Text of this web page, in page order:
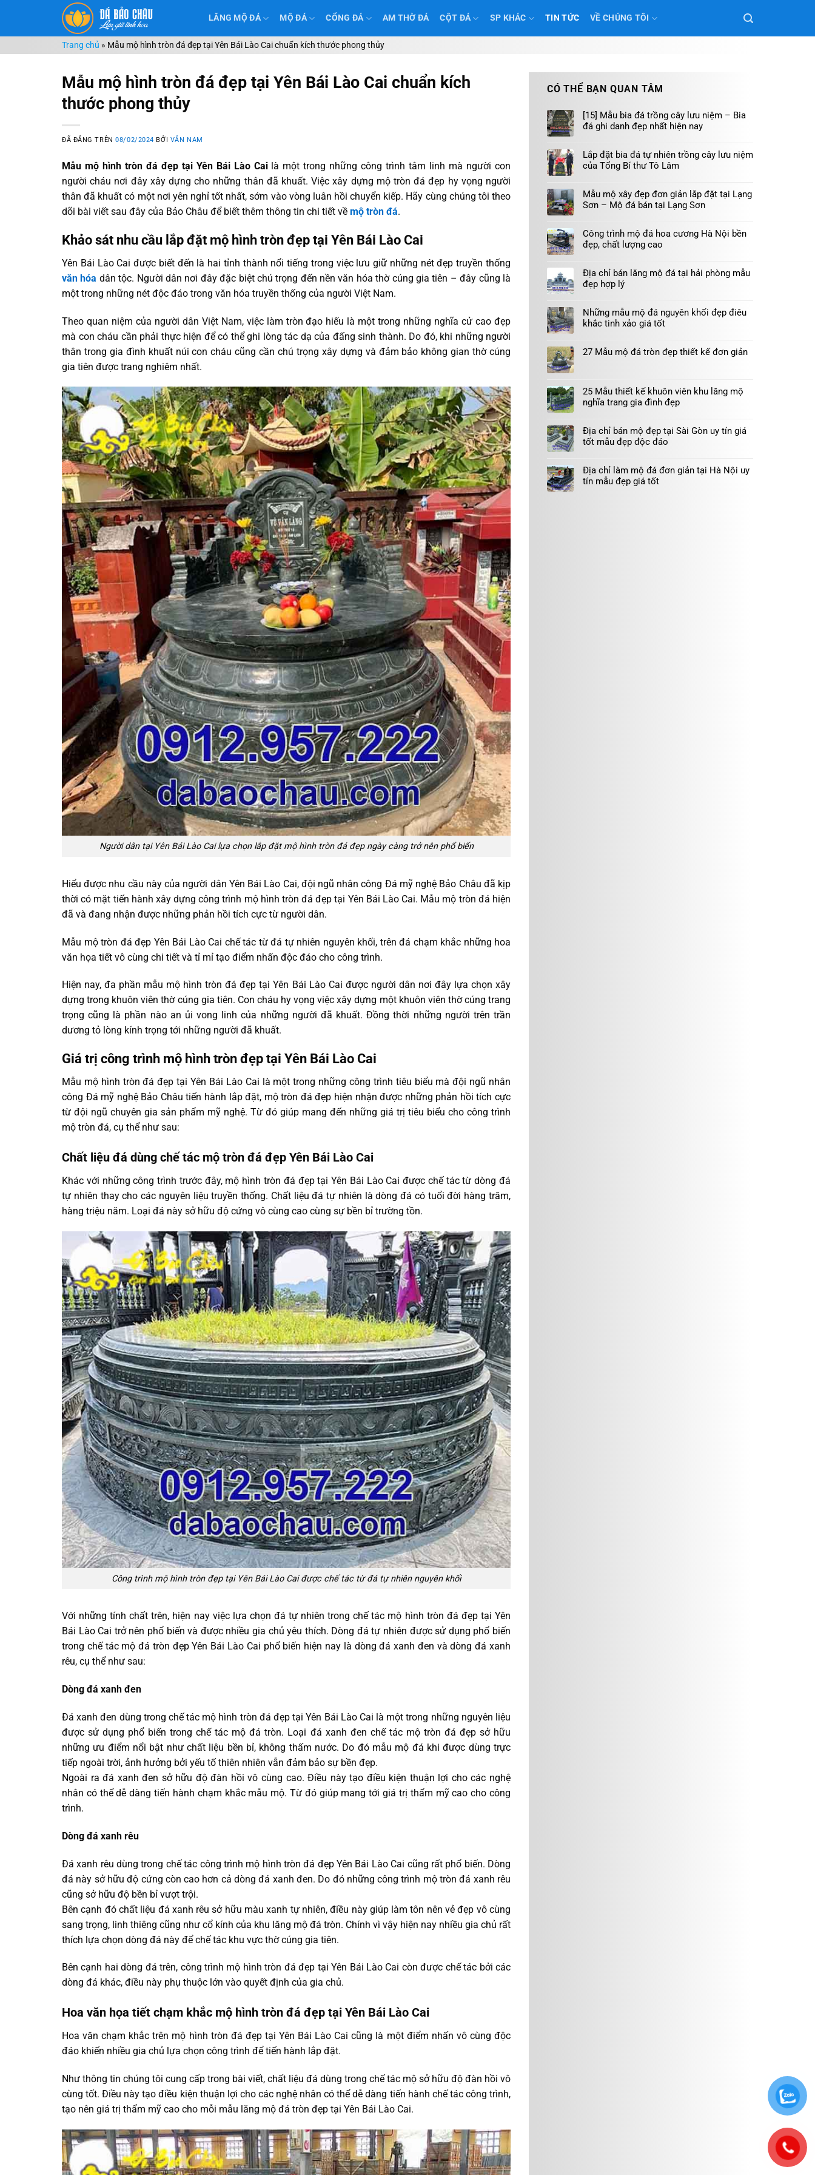
nội
dung
LĂNG MỘ ĐÁ MỘ ĐÁ CỔNG ĐÁ AM THỜ ĐÁ CỘT ĐÁ SP KHÁC TIN TỨC VỀ CHÚNG TÔI
Trang chủ » Mẫu mộ hình tròn đá đẹp tại Yên Bái Lào Cai chuẩn kích thước phong thủy
Mẫu mộ hình tròn đá đẹp tại Yên Bái Lào Cai chuẩn kích
thước phong thủy
ĐÃ ĐĂNG TRÊN08/02/2024 BỞI VĂN NAM
Mẫu mộ hình tròn đá đẹp tại Yên Bái Lào Cailà một trong những công trình tâm linh mà người con
người cháu nơi đây xây dựng cho những thân đã khuất. Việc xây dựng mộ tròn đá đẹp hy vọng người
thân đã khuất có một nơi yên nghỉ tốt nhất, sớm vào vòng luân hồi chuyển kiếp. Hãy cùng chúng tôi theo
dõi bài viết sau đây của Bảo Châu để biết thêm thông tin chi tiết về mộ tròn đá.
Khảo sát nhu cầu lắp đặt mộ hình tròn đẹp tại Yên Bái Lào Cai
Yên Bái Lào Cai được biết đến là hai tỉnh thành nổi tiếng trong việc lưu giữ những nét đẹp truyền thống
văn hóa dân tộc. Người dân nơi đây đặc biệt chú trọng đến nền văn hóa thờ cúng gia tiên – đây cũng là
một trong những nét độc đáo trong văn hóa truyền thống của người Việt Nam.
Theo quan niệm của người dân Việt Nam, việc làm tròn đạo hiếu là một trong những nghĩa cử cao đẹp
mà con cháu cần phải thực hiện để có thể ghi lòng tác dạ của đấng sinh thành. Do đó, khi những người
thân trong gia đình khuất núi con cháu cũng cần chú trọng xây dựng và đảm bảo không gian thờ cúng
gia tiên được trang nghiêm nhất.
Người dân tại Yên Bái Lào Cai lựa chọn lắp đặt mộ hình tròn đá đẹp ngày càng trở nên phổ biến
Hiểu được nhu cầu này của người dân Yên Bái Lào Cai, đội ngũ nhân công Đá mỹ nghệ Bảo Châu đã kịp
thời có mặt tiến hành xây dựng công trình mộ hình tròn đá đẹp tại Yên Bái Lào Cai. Mẫu mộ tròn đá hiện
đã và đang nhận được những phản hồi tích cực từ người dân.
Mẫu mộ tròn đá đẹp Yên Bái Lào Cai chế tác từ đá tự nhiên nguyên khối, trên đá chạm khắc những hoa
văn họa tiết vô cùng chi tiết và tỉ mỉ tạo điểm nhấn độc đáo cho công trình.
Hiện nay, đa phần mẫu mộ hình tròn đá đẹp tại Yên Bái Lào Cai được người dân nơi đây lựa chọn xây
dựng trong khuôn viên thờ cúng gia tiên. Con cháu hy vọng việc xây dựng một khuôn viên thờ cúng trang
trọng cũng là phần nào an ủi vong linh của những người đã khuất. Đồng thời những người trên trần
dương tỏ lòng kính trọng tới những người đã khuất.
Giá trị công trình mộ hình tròn đẹp tại Yên Bái Lào Cai
Mẫu mộ hình tròn đá đẹp tại Yên Bái Lào Cai là một trong những công trình tiêu biểu mà đội ngũ nhân
công Đá mỹ nghệ Bảo Châu tiến hành lắp đặt, mộ tròn đá đẹp hiện nhận được những phản hồi tích cực
từ đội ngũ chuyên gia sản phẩm mỹ nghệ. Từ đó giúp mang đến những giá trị tiêu biểu cho công trình
mộ tròn đá, cụ thể như sau:
Chất liệu đá dùng chế tác mộ tròn đá đẹp Yên Bái Lào Cai
Khác với những công trình trước đây, mộ hình tròn đá đẹp tại Yên Bái Lào Cai được chế tác từ dòng đá
tự nhiên thay cho các nguyên liệu truyền thống. Chất liệu đá tự nhiên là dòng đá có tuổi đời hàng trăm,
hàng triệu năm. Loại đá này sở hữu độ cứng vô cùng cao cùng sự bền bỉ trường tồn.
Công trình mộ hình tròn đẹp tại Yên Bái Lào Cai được chế tác từ đá tự nhiên nguyên khối
Với những tính chất trên, hiện nay việc lựa chọn đá tự nhiên trong chế tác mộ hình tròn đá đẹp tại Yên
Bái Lào Cai trở nên phổ biến và được nhiều gia chủ yêu thích. Dòng đá tự nhiên được sử dụng phổ biến
trong chế tác mộ đá tròn đẹp Yên Bái Lào Cai phổ biến hiện nay là dòng đá xanh đen và dòng đá xanh
rêu, cụ thể như sau:
Dòng đá xanh đen
Đá xanh đen dùng trong chế tác mộ hình tròn đá đẹp tại Yên Bái Lào Cai là một trong những nguyên liệu
được sử dụng phổ biến trong chế tác mộ đá tròn. Loại đá xanh đen chế tác mộ tròn đá đẹp sở hữu
những ưu điểm nổi bật như chất liệu bền bỉ, không thấm nước. Do đó mẫu mộ đá khi được dùng trực
tiếp ngoài trời, ảnh hưởng bởi yếu tố thiên nhiên vẫn đảm bảo sự bền đẹp.
Ngoài ra đá xanh đen sở hữu độ đàn hồi vô cùng cao. Điều này tạo điều kiện thuận lợi cho các nghệ
nhân có thể dễ dàng tiến hành chạm khắc mẫu mộ. Từ đó giúp mang tới giá trị thẩm mỹ cao cho công
trình.
Dòng đá xanh rêu
Đá xanh rêu dùng trong chế tác công trình mộ hình tròn đá đẹp Yên Bái Lào Cai cũng rất phổ biến. Dòng
đá này sở hữu độ cứng còn cao hơn cả dòng đá xanh đen. Do đó những công trình mộ tròn đá xanh rêu
cũng sở hữu độ bền bỉ vượt trội.
Bên cạnh đó chất liệu đá xanh rêu sở hữu màu xanh tự nhiên, điều này giúp làm tôn nên vẻ đẹp vô cùng
sang trọng, linh thiêng cũng như cổ kính của khu lăng mộ đá tròn. Chính vì vậy hiện nay nhiều gia chủ rất
thích lựa chọn dòng đá này để chế tác khu vực thờ cúng gia tiên.
Bên cạnh hai dòng đá trên, công trình mộ hình tròn đá đẹp tại Yên Bái Lào Cai còn được chế tác bởi các
dòng đá khác, điều này phụ thuộc lớn vào quyết định của gia chủ.
Hoa văn họa tiết chạm khắc mộ hình tròn đá đẹp tại Yên Bái Lào Cai
Hoa văn chạm khắc trên mộ hình tròn đá đẹp tại Yên Bái Lào Cai cũng là một điểm nhấn vô cùng độc
đáo khiến nhiều gia chủ lựa chọn công trình để tiến hành lắp đặt.
Như thông tin chúng tôi cung cấp trong bài viết, chất liệu đá dùng trong chế tác mộ sở hữu độ đàn hồi vô
cùng tốt. Điều này tạo điều kiện thuận lợi cho các nghệ nhân có thể dễ dàng tiến hành chế tác công trình,
tạo nên giá trị thẩm mỹ cao cho mỗi mẫu lăng mộ đá tròn đẹp tại Yên Bái Lào Cai.
CÓ THỂ BẠN QUAN TÂM
[15] Mẫu bia đá trồng cây lưu niệm – Bia
đá ghi danh đẹp nhất hiện nay
Lắp đặt bia đá tự nhiên trồng cây lưu niệm
của Tổng Bí thư Tô Lâm
Mẫu mộ xây đẹp đơn giản lắp đặt tại Lạng
Sơn – Mộ đá bán tại Lạng Sơn
Công trình mộ đá hoa cương Hà Nội bền
đẹp, chất lượng cao
Địa chỉ bán lăng mộ đá tại hải phòng mẫu
đẹp hợp lý
Những mẫu mộ đá nguyên khối đẹp điêu
khắc tinh xảo giá tốt
27 Mẫu mộ đá tròn đẹp thiết kế đơn giản
25 Mẫu thiết kế khuôn viên khu lăng mộ
nghĩa trang gia đình đẹp
Địa chỉ bán mộ đẹp tại Sài Gòn uy tín giá
tốt mẫu đẹp độc đáo
Địa chỉ làm mộ đá đơn giản tại Hà Nội uy
tín mẫu đẹp giá tốt